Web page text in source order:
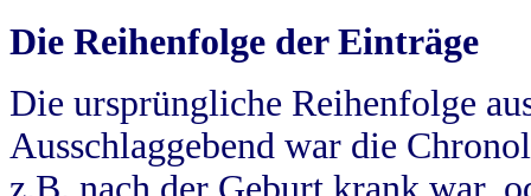
Die Reihenfolge der Einträge
Die ursprüngliche Reihenfolge
Ausschlaggebend war die